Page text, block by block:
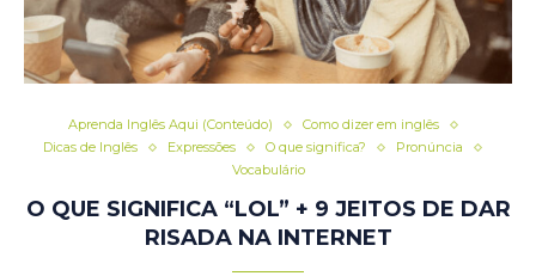
Aprenda Inglês Aqui (Conteúdo)
Como dizer em inglês
Dicas de Inglês
Expressões O que significa?
Pronúncia
Vocabulário
O QUE SIGNIFICA “LOL” + 9 JEITOS DE DAR
RISADA NA INTERNET